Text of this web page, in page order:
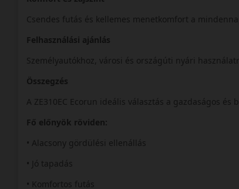
Csendes futás és kellemes menetkomfort a
Felhasználási ajánlás
Személyautókhoz, városi és országúti nyári
Összegzés
A ZE310EC Ecorun ideális választás a gazdaságos és
Fő előnyök röviden:
• Alacsony gördülési ellenállás
• Jó tapadás
• Komfortos futás